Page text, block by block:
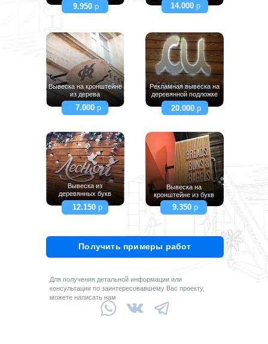
Получить примеры работ
Для получения детальной информации или
консультации по заинтересовавшему Вас проекту,
можете написать нам
9.950 р 14.000 р
Вывеска на кронштейне
из дерева
7.000р
Рекламная вывеска на
деревянной подложке
20.000 р
Вывеска из
деревянных букв
12.150 р
Вывеска на
кронштейне из букв
9.350р